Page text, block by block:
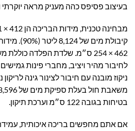
בעיצוב פסיפס כהה מעניק מראה יוקרתי
קיבולת מים
לחיבור מהיר ויציב, מחברי פינות
ניקוז מובנה עם חיבור לצינור גינה
בטיחות בגובה 122 ס״מ וערכת תיקון.
אם אתם מחפשים בריכה איכותית,